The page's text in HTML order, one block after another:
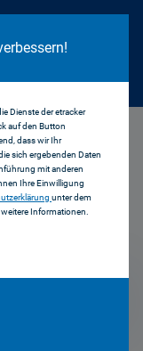
Dienste der etracker
auf den Button
dass wir Ihr
sich ergebenden Daten
mit anderen
Ihre Einwilligung
unter dem
Informationen.